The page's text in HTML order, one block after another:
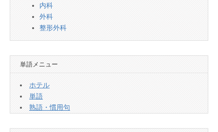
内科
外科
整形外科
単語メニュー
ホテル
単語
熟語・慣用句